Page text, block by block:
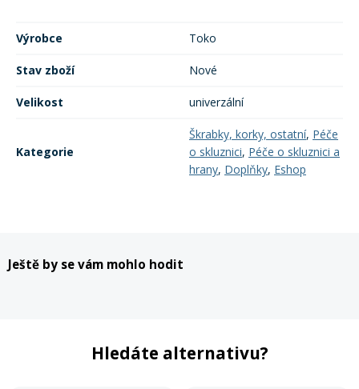
Výrobce Toko
Stav zboží Nové
Velikost univerzální
Kategorie
Škrabky, korky, ostatní, Péče
o skluznici, Péče o skluznici a
hrany, Doplňky, Eshop
Ještě by se vám mohlo hodit
Hledáte alternativu?